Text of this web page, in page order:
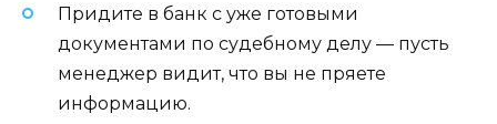
Придите в банк с уже готовыми
документами по судебному делу — пусть
менеджер видит, что вы не пряете
информацию.